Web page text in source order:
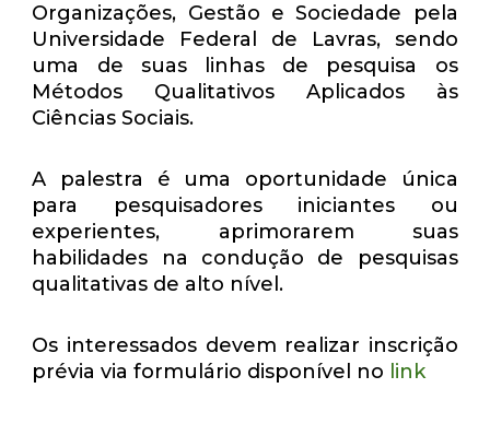
Organizações, Gestão e Sociedade pela
Universidade Federal de Lavras, sendo
uma de suas linhas de pesquisa os
Métodos Qualitativos Aplicados às
Ciências Sociais.
A palestra é uma oportunidade única
para pesquisadores iniciantes ou
experientes, aprimorarem suas
habilidades na condução de pesquisas
qualitativas de alto nível.
Os interessados devem realizar inscrição
prévia via formulário disponível no link